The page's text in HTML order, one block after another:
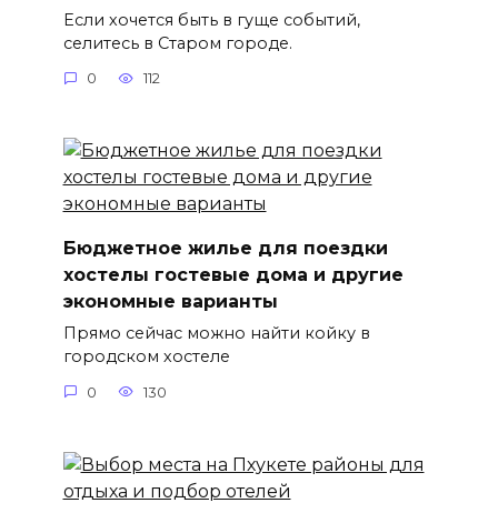
Если хочется быть в гуще событий,
селитесь в Старом городе.
0 112
Бюджетное жилье для поездки
хостелы гостевые дома и другие
экономные варианты
Прямо сейчас можно найти койку в
городском хостеле
0 130